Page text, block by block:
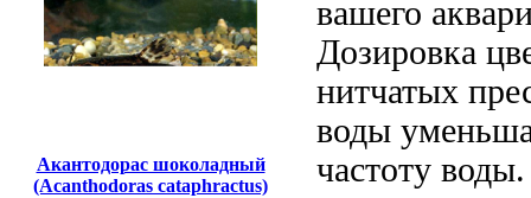
Акантодорас шоколадный
(Acanthodoras cataphractus)
вашего
Дозировка
нитчатых
воды
частоту воды.